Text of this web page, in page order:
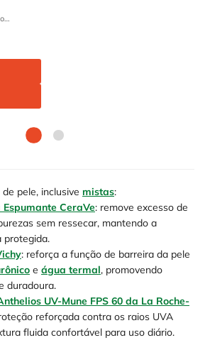
Único tamanho disponível
pele, inclusive mistas:
CeraVe: remove excesso de
sem ressecar, mantendo a
protegida.
: reforça a função de barreira da pele
e água termal, promovendo
duradoura.
UV-Mune FPS 60 da La Roche-
reforçada contra os raios UVA
fluida confortável para uso diário.